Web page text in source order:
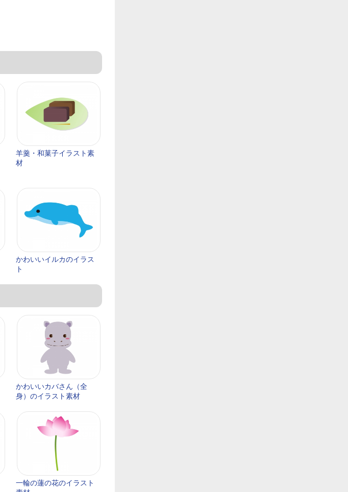
羊羹・和菓子イラスト素
材
かわいいイルカのイラス
ト
かわいいカバさん（全
身）のイラスト素材
一輪の蓮の花のイラスト